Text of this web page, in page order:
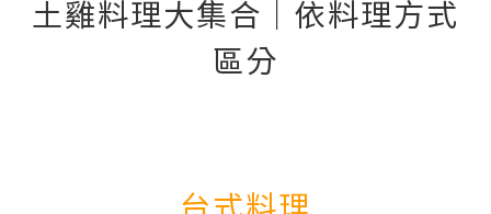
土雞料理大集合｜依料理方式
區分